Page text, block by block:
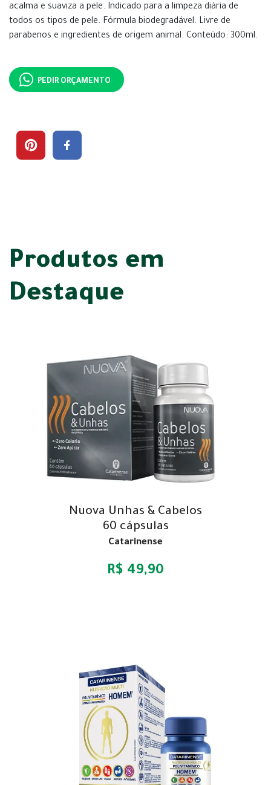
acalma e suaviza a pele. Indicado para a limpeza diária de
todos os tipos de pele. Fórmula biodegradável. Livre de
parabenos e ingredientes de origem animal. Conteúdo: 300ml.
PEDIR ORÇAMENTO
Produtos em
Destaque
Nuova Unhas & Cabelos
60 cápsulas
Catarinense
R$ 49,90